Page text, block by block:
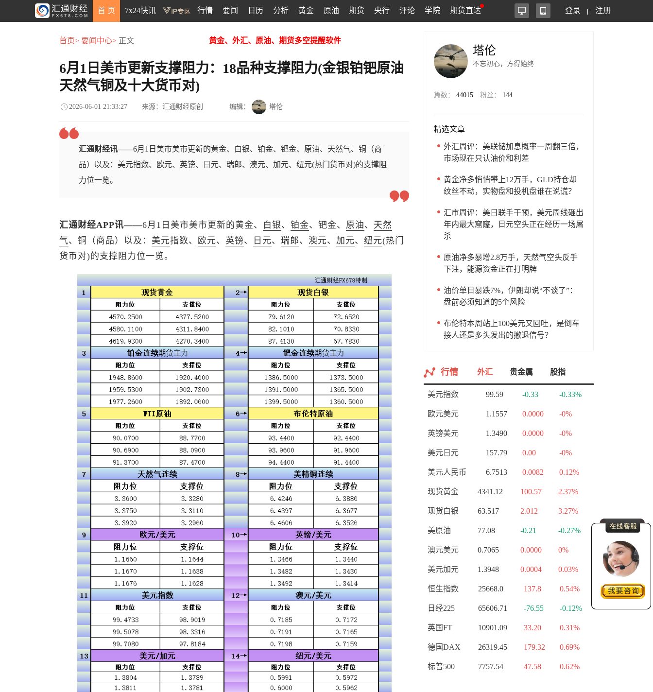
首 页 7x24快讯 行情 要闻 日历 分析 黄金 原油 期货 央行 评论 学院 期货直达 登录 注册
首页> 要闻中心> 正文 黄金、外汇、原油、期货多空提醒软件
6月1日美市更新支撑阻力：18品种支撑阻力(金银铂钯原油
天然气铜及十大货币对)
2026-06-01 21:33:27 来源：汇通财经原创 编辑： 塔伦
汇通财经讯——6月1日美市美市更新的黄金、白银、铂金、钯金、原油、天然气、铜（商
品）以及：美元指数、欧元、英镑、日元、瑞郎、澳元、加元、纽元(热门货币对)的支撑阻
力位一览。
汇通财经APP讯——6月1日美市美市更新的黄金、 白银、 铂金、钯金、 原油、 天然
气、铜（商品）以及： 美元指数、 欧元、 英镑、 日元、 瑞郎、 澳元、 加元、 纽元(热门
货币对)的支撑阻力位一览。
塔伦
不忘初心，方得始终
篇数： 44015 粉丝： 144
精选文章
外汇周评：美联储加息概率一周翻三倍，
市场现在只认油价和利差
黄金净多悄悄攀上12万手，GLD持仓却
纹丝不动，实物盘和投机盘谁在说谎？
汇市周评：美日联手干预，美元周线砸出
年内最大窟窿，日元空头正在经历一场屠
杀
原油净多暴增2.8万手，天然气空头反手
下注，能源资金正在打明牌
油价单日暴跌7%，伊朗却说“不谈了”：
盘前必须知道的5个风险
布伦特本周站上100美元又回吐，是倒车
接人还是多头发出的撤退信号？
行情 外汇 贵金属 股指
美元指数 99.59 -0.33 -0.33%
欧元美元 1.1557 0.0000 -0%
英镑美元 1.3490 0.0000 -0%
美元日元 157.79 0.00 -0%
美元人民币 6.7513 0.0082 0.12%
现货黄金 4341.12 100.57 2.37%
现货白银 63.517 2.012 3.27%
美原油 77.08 -0.21 -0.27%
澳元美元 0.7065 0.0000 0%
美元加元 1.3948 0.0004 0.03%
恒生指数 25668.0 137.8 0.54%
日经225 65606.71 -76.55 -0.12%
英国FT 10901.09 33.20 0.31%
德国DAX 26319.45 179.32 0.69%
标普500 7757.54 47.58 0.62%